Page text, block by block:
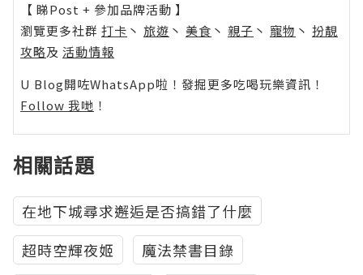
【 睇Post + 參加品牌活動 】
瀏覽更多社群 打卡 丶 旅遊 丶 美食 丶 親子 丶 寵物 丶 扮靚
攻略及 活動情報
U Blog開咗WhatsApp啦！發掘更多吃喝玩樂資訊！
Follow 我哋 ！
相關話題
在地下城尋求邂逅是否搞錯了什麼
超時空輝夜姬
魔法禁書目錄